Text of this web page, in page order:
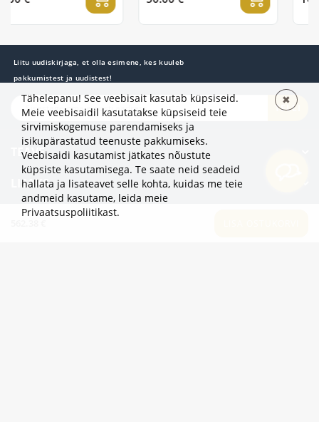
Liitu uudiskirjaga, et olla esimene, kes kuuleb
pakkumistest ja uudistest!
TELLI
TEAVE
LISAKS
KATEGOORIAD
Tähelepanu! See veebisait kasutab küpsiseid.
Meie veebisaidil kasutatakse küpsiseid teie
sirvimiskogemuse parendamiseks ja
isikupärastatud teenuste pakkumiseks.
Veebisaidi kasutamist jätkates nõustute
küpsiste kasutamisega. Te saate neid seadeid
hallata ja lisateavet selle kohta, kuidas me teie
andmeid kasutame, leida meie
Privaatsuspoliitikast.
✖